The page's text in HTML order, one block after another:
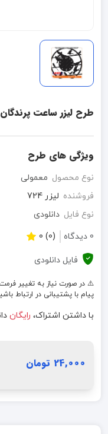
طرح لیزر ساعت پرندگان
ویژگی های طرح
نوع محصول معمولی
فروشنده لیزر 724
نوع فایل دانلودی
0 دیدگاه
(0) 0
فایل دانلودی
⚠️ در صورت نیاز به تغییر فرمت
پیام با پشتیبانی در ارتباط
با داشتن اشتراک، رایگان
24,000 تومان